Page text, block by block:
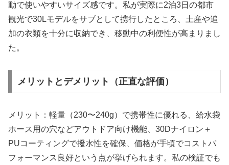
動で使いやすいサイズ感です。私が実際に2泊3日の都市
観光で30Lモデルをサブとして携行したところ、土産や追
加の衣類を十分に収納でき、移動中の利便性が高まりまし
た。
メリットとデメリット（正直な評価）
メリット：軽量（230〜240g）で携帯性に優れる、給水袋
ホース用の穴などアウトドア向け機能、30Dナイロン＋
PUコーティングで撥水性を確保、価格が手頃でコストパ
フォーマンス良好という点が挙げられます。私の検証でも